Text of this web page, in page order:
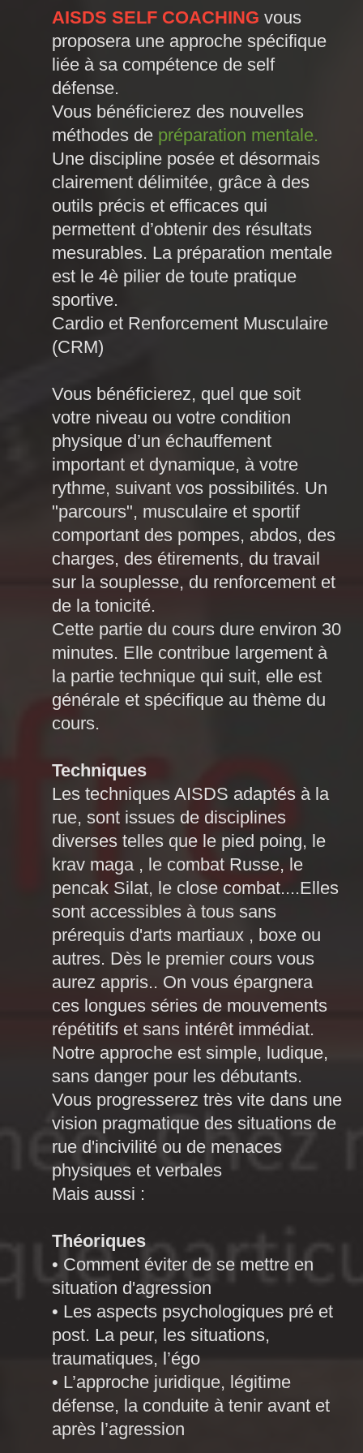
AISDS SELF COACHING vous
proposera une approche spécifique
liée à sa compétence de self
défense.
Vous bénéficierez des nouvelles
méthodes de préparation mentale.
Une discipline posée et désormais
clairement délimitée, grâce à des
outils précis et efficaces qui
permettent d’obtenir des résultats
mesurables. La préparation mentale
est le 4è pilier de toute pratique
sportive.
Cardio et Renforcement Musculaire
(CRM)
Vous bénéficierez, quel que soit
votre niveau ou votre condition
physique d’un échauffement
important et dynamique, à votre
rythme, suivant vos possibilités. Un
"parcours", musculaire et sportif
comportant des pompes, abdos, des
charges, des étirements, du travail
sur la souplesse, du renforcement et
de la tonicité.
Cette partie du cours dure environ 30
minutes. Elle contribue largement à
la partie technique qui suit, elle est
générale et spécifique au thème du
cours.
Techniques
Les techniques AISDS adaptés à la
rue, sont issues de disciplines
diverses telles que le pied poing, le
krav maga , le combat Russe, le
pencak Silat, le close combat....Elles
sont accessibles à tous sans
prérequis d'arts martiaux , boxe ou
autres. Dès le premier cours vous
aurez appris.. On vous épargnera
ces longues séries de mouvements
répétitifs et sans intérêt immédiat.
Notre approche est simple, ludique,
sans danger pour les débutants.
Vous progresserez très vite dans une
vision pragmatique des situations de
rue d'incivilité ou de menaces
physiques et verbales
Mais aussi :
Théoriques
• Comment éviter de se mettre en
situation d'agression
• Les aspects psychologiques pré et
post. La peur, les situations,
traumatiques, l’égo
• L’approche juridique, légitime
défense, la conduite à tenir avant et
après l’agression